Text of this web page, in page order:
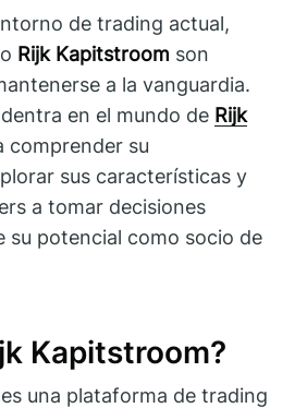
de trading actual,
Rijk Kapitstroom son
a la vanguardia.
en el mundo de Rijk
comprender su
sus características y
a tomar decisiones
su potencial como socio de
Kapitstroom?
es una plataforma de trading